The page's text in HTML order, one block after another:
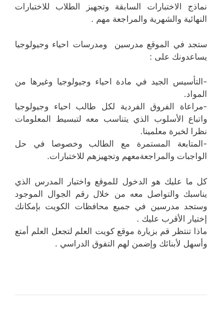
نماذج الاختبارات السابقة وتجهيز الطلاب للاختبارات
النهائية والشهرية والمراجعة مهم .
ستجد في الموقع مدرسين ومدرسات احياء وجيولوجيا
يساعدونك على :
-التأسيس الجيد في مادة احياء وجيولوجيا وغيرها من
المواد.
-مراعاة الفروق الفردية لكل طالب احياء وجيولوجيا
واتباع الأسلوب الذي يتناسب معه لتبسيط المعلومات
نظرا لخبرة معلمينا.
-المتابعة المستمرة مع الطالب وخصوصا في حل
الواجبات والمراجعةمعهم وتجهيزهم للاختبارات.
كل ما عليك هو الدخول للموقع واختيار المدرس الذي
يناسبك والتواصل معه من خلال رقم الجوال الموجود
وستجد مدرسين في جميع محافظات الكويت بإمكانك
إختيار الأقرب عليك .
ماذا تنتظر قم بزيارة موقع كويت العلم لتجعل العلم أمتع
وأسهل لأبنائك وإضمن لهم التفوق الدراسي .